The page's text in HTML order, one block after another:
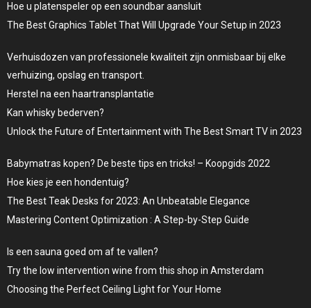
Hoe u platenspeler op een soundbar aansluit
The Best Graphics Tablet That Will Upgrade Your Setup in 2023
Verhuisdozen van professionele kwaliteit zijn onmisbaar bij elke
verhuizing, opslag en transport.
Herstel na een haartransplantatie
Kan whisky bederven?
Unlock the Future of Entertainment with The Best Smart TV in 2023
Babymatras kopen? De beste tips en tricks! – Koopgids 2022
Hoe kies je een hondentuig?
The Best Teak Desks for 2023: An Unbeatable Elegance
Mastering Content Optimization : A Step-by-Step Guide
Is een sauna goed om af te vallen?
Try the low intervention wine from this shop in Amsterdam
Choosing the Perfect Ceiling Light for Your Home